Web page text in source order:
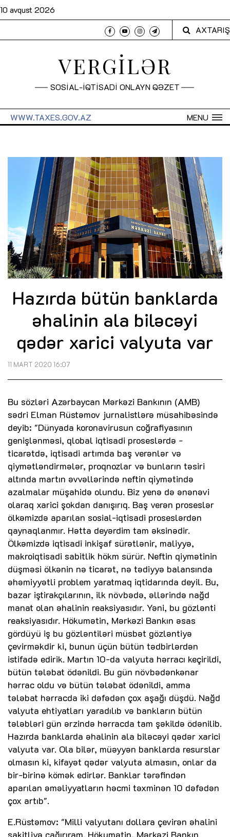
10 avqust 2026
AXTARIŞ
VERGİLƏR
SOSİAL-İQTİSADİ ONLAYN QƏZET
MENU
WWW.TAXES.GOV.AZ
Hazırda bütün banklarda
əhalinin ala biləcəyi
qədər xarici valyuta var
11 MART 2020 16:07
Bu sözləri Azərbaycan Mərkəzi Bankının (AMB)
sədri Elman Rüstəmov jurnalistlərə müsahibəsində
deyib: "Dünyada koronavirusun coğrafiyasının
genişlənməsi, qlobal iqtisadi proseslərdə -
ticarətdə, iqtisadi artımda baş verənlər və
qiymətləndirmələr, proqnozlar və bunların təsiri
altında martın əvvəllərində neftin qiymətində
azalmalar müşahidə olundu. Biz yenə də ənənəvi
olaraq xarici şokdan danışırıq. Baş verən proseslər
ölkəmizdə aparılan sosial-iqtisadi proseslərdən
qaynaqlanmır. Hətta deyərdim tam əksinədir.
Ölkəmizdə iqtisadi inkişaf sürətlənir, maliyyə,
makroiqtisadi sabitlik hökm sürür. Neftin qiymətinin
düşməsi ölkənin nə ticarət, nə tədiyyə balansında
əhəmiyyətli problem yaratmaq iqtidarında deyil. Bu,
bazar iştirakçılarının, ilk növbədə, əllərində nağd
manat olan əhalinin reaksiyasıdır. Yəni, bu gözlənti
reaksiyasıdır. Hökumətin, Mərkəzi Bankın əsas
gördüyü iş bu gözləntiləri müsbət gözləntiyə
çevirməkdir ki, bunun üçün bütün tədbirlərdən
istifadə edirik. Martın 10-da valyuta hərracı keçirildi,
bütün tələbat ödənildi. Bu gün növbədənkənar
hərrac oldu və bütün tələbat ödənildi, amma
tələbat hərracda iki dəfədən çox aşağı düşdü. Nağd
valyuta ehtiyatları yaradılıb və bankların bütün
tələbləri gün ərzində hərracda tam şəkildə ödənilib.
Hazırda banklarda əhalinin ala biləcəyi qədər xarici
valyuta var. Ola bilər, müəyyən banklarda resurslar
olmasın ki, kifayət qədər valyuta almasın, onlar da
bir-birinə kömək edirlər. Banklar tərəfindən
aparılan əməliyyatların həcmi təxminən 10 dəfədən
çox artıb".
E.Rüstəmov: "Milli valyutanı dollara çevirən əhalini
sakitliyə çağırıram. Hökumətin, Mərkəzi Bankın